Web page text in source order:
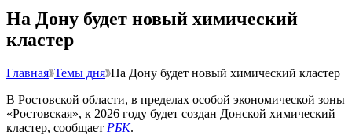
На Дону будет новый химический
кластер
Главная Темы дня На Дону будет новый химический кластер
В Ростовской области, в пределах особой экономической зоны
«Ростовская», к 2026 году будет создан Донской химический
кластер, сообщает РБК.